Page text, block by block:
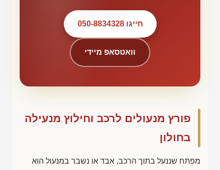
חייגו 050-8834328
וואטסאפ מיידי
פורץ מנעולים לרכב וחילוץ מנעילה
בחולון
מפתח שננעל בתוך הרכב, אבד או נשבר במנעול הוא